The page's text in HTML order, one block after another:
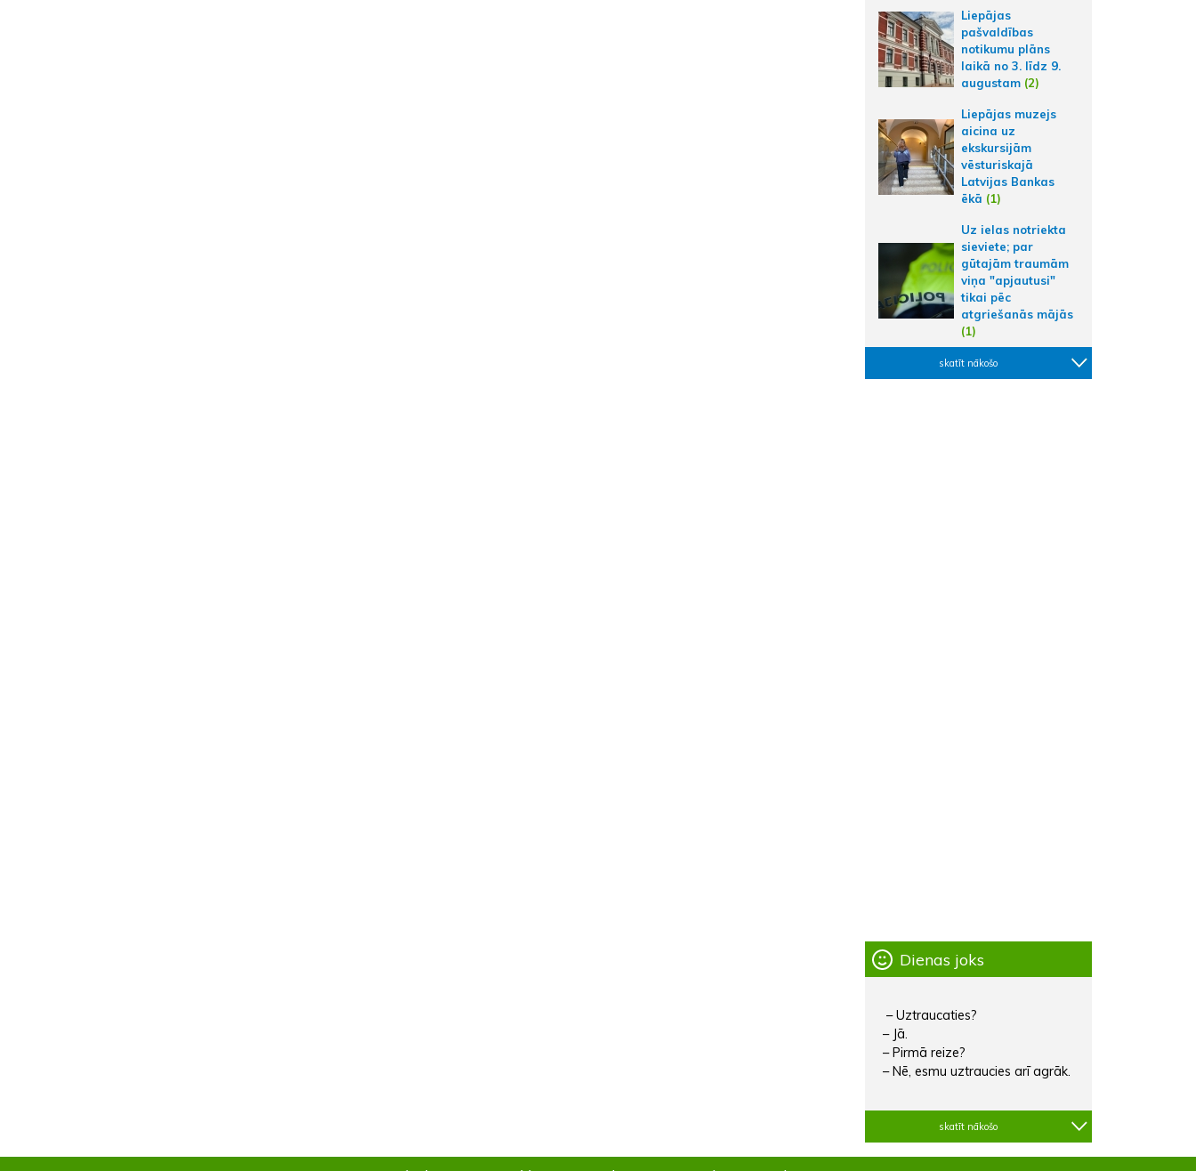
Liepājas
pašvaldības
notikumu plāns
laikā no 3. līdz 9.
augustam (2)
Liepājas muzejs
aicina uz
ekskursijām
vēsturiskajā
Latvijas Bankas
ēkā (1)
Uz ielas notriekta
sieviete; par
gūtajām traumām
viņa "apjautusi"
tikai pēc
atgriešanās mājās
(1)
skatīt nākošo
Dienas joks
– Uztraucaties?
– Jā.
– Pirmā reize?
– Nē, esmu uztraucies arī agrāk.
skatīt nākošo